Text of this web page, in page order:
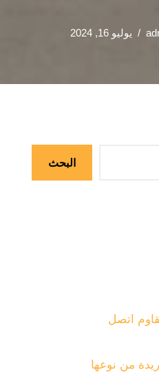
يوليو 16, 2024
البحث
اتصل
من نوعها